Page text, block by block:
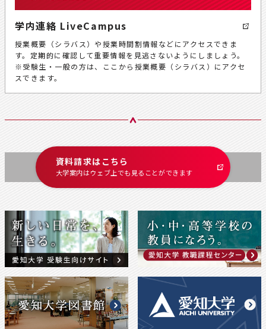
学内連絡 LiveCampus
授業概要（シラバス）や授業時間割情報などにアクセスできま
す。定期的に確認して重要情報を見逃さないようにしましょう。
※受験生・一般の方は、ここから授業概要（シラバス）にアクセ
スできます。
資料請求はこちら
大学案内はウェブ上でも 見ることができます